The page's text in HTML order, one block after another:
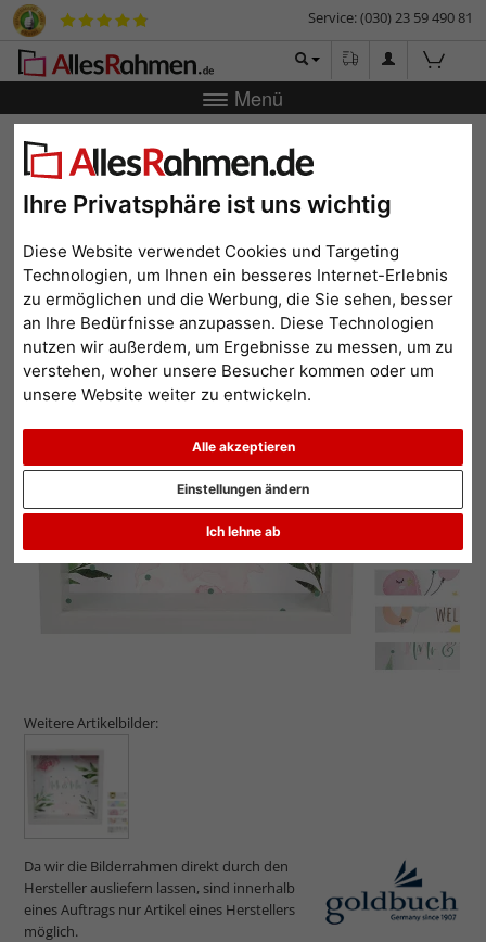
Ihre Privatsphäre ist uns wichtig
Diese Website verwendet Cookies und Targeting
Technologien, um Ihnen ein besseres Internet-Erlebnis
zu ermöglichen und die Werbung, die Sie sehen, besser
an Ihre Bedürfnisse anzupassen. Diese Technologien
nutzen wir außerdem, um Ergebnisse zu messen, um zu
verstehen, woher unsere Besucher kommen oder um
unsere Website weiter zu entwickeln.
Alle akzeptieren
Ich lehne ab
Einstellungen ändern
Service: (030) 23 59 490 81
Menü
Zurück
Spardose (personalisierbar)
Bilderrahmen Spardose
(personalisierbar)
Weitere Artikelbilder:
Da wir die Bilderrahmen direkt durch den
Hersteller ausliefern lassen, sind innerhalb
eines Auftrags nur Artikel eines Herstellers
möglich.